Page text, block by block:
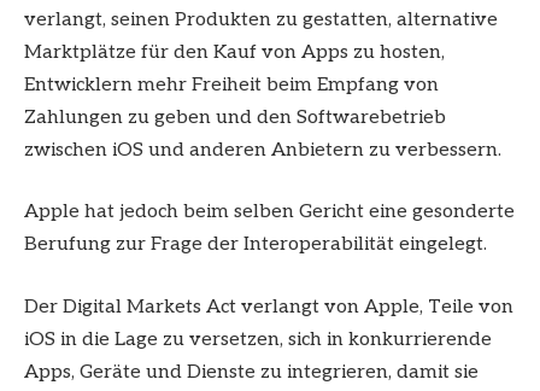
verlangt, seinen Produkten zu gestatten, alternative
Marktplätze für den Kauf von Apps zu hosten,
Entwicklern mehr Freiheit beim Empfang von
Zahlungen zu geben und den Softwarebetrieb
zwischen iOS und anderen Anbietern zu verbessern.
Apple hat jedoch beim selben Gericht eine gesonderte
Berufung zur Frage der Interoperabilität eingelegt.
Der Digital Markets Act verlangt von Apple, Teile von
iOS in die Lage zu versetzen, sich in konkurrierende
Apps, Geräte und Dienste zu integrieren, damit sie